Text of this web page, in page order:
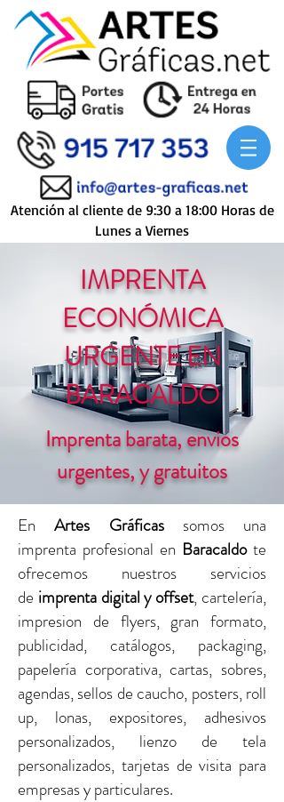
Atención al cliente de 9:30 a 18:00 Horas de
Lunes a Viernes
IMPRENTA
ECONÓMICA
URGENTE EN
BARACALDO
Imprenta barata, envios
urgentes, y gratuitos
EnArtes Gráficas
somos una
imprenta profesional en Baracaldo te
ofrecemos nuestros servicios
de imprenta digital y offset, cartelería,
impresion de flyers, gran formato,
publicidad, catálogos, packaging,
papelería corporativa, cartas, sobres,
agendas, sellos de caucho, posters, roll
up, lonas, expositores, adhesivos
personalizados, lienzo de tela
personalizados, tarjetas de visita para
empresas y particulares.